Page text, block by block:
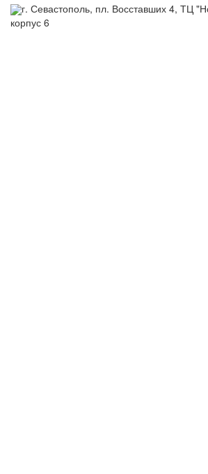
г. Севастополь, пл. Восставших 4, ТЦ
корпус 6